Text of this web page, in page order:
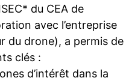
du CEA de
avec l’entreprise
du drone), a permis de
clés :
d’intérêt dans la